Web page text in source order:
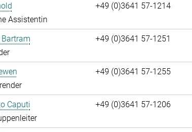
Assistentin
+49 (0)3641 57-1214
Bartram
+49 (0)3641 57-1251
+49 (0)3641 57-1255
Caputi
+49 (0)3641 57-1206